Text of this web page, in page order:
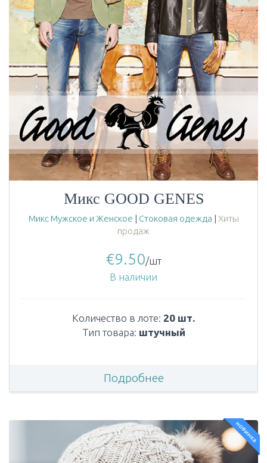
Микс GOOD GENES
Микс Мужское и Женское | Стоковая одежда | Хиты
продаж
€9.50/шт
В наличии
Количество в лоте: 20 шт.
Тип товара: штучный
Подробнее
новинка